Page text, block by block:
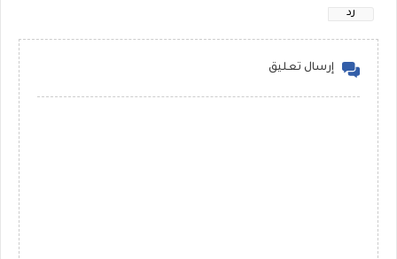
رد
إرسال تعليق